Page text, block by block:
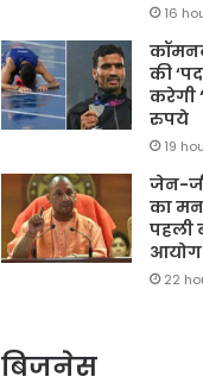
16
की
करेगी
रुपये
19
जेन-
का मन
पहली
आयोग
22
बिजनेस